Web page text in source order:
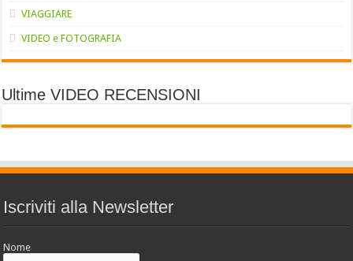
VIAGGIARE
VIDEO e FOTOGRAFIA
Ultime VIDEO RECENSIONI
Iscriviti alla Newsletter
Nome